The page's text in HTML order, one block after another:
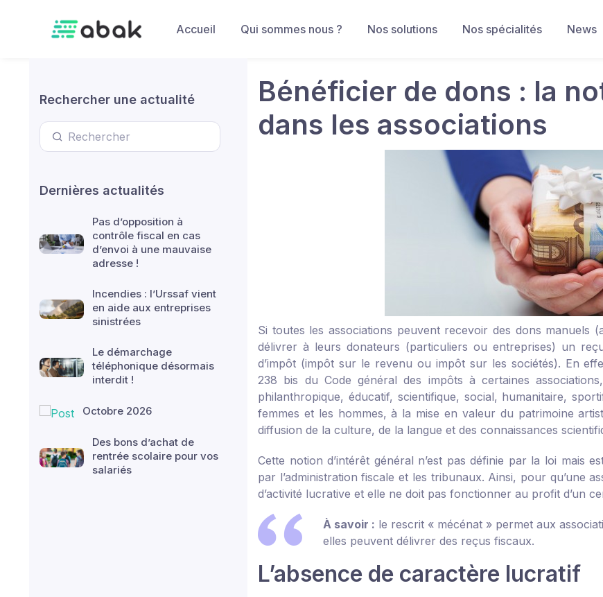
Accueil Qui sommes nous ? Nos solutions Nos spécialités News
Rechercher une actualité
Dernières actualités
Pas d’opposition à
contrôle fiscal en cas
d’envoi à une mauvaise
adresse !
Incendies : l’Urssaf vient
en aide aux entreprises
sinistrées
Le démarchage
téléphonique désormais
interdit !
Octobre 2026
Des bons d’achat de
rentrée scolaire pour vos
salariés
Bénéficier de dons : la
dans les associations
Si toutes les associations peuvent recevoir des dons manuels
délivrer à leurs donateurs (particuliers ou entreprises) un
d’impôt (impôt sur le revenu ou impôt sur les sociétés). En
238 bis du Code général des impôts à certaines
philanthropique, éducatif, scientifique, social, humanitaire,
femmes et les hommes, à la mise en valeur du patrimoine
diffusion de la culture, de la langue et des connaissances
Cette notion d’intérêt général n’est pas définie par la loi mais
par l’administration fiscale et les tribunaux. Ainsi, pour qu’une
d’activité lucrative et elle ne doit pas fonctionner au profit d’un
À savoir : le rescrit « mécénat » permet aux
elles peuvent délivrer des reçus fiscaux.
L’absence de caractère lucratif